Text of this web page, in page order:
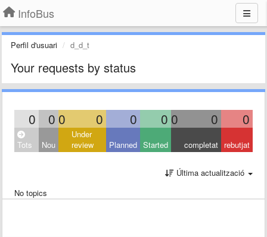
InfoBus
Perfil d'usuari d_d_t
Your requests by status
0 0 0 0 0 0 0 0 0
Tots Nou
Under
review
Planned Started completat rebutjat
Última actualització
No topics